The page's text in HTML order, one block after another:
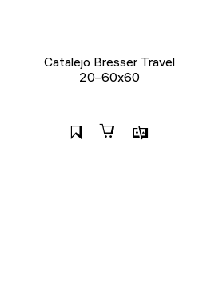
Catalejo Bresser Travel
20–60x60